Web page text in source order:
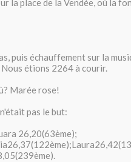
la place de la Vendée, où la
puis échauffement sur la
étions 2264 à courir.
Marée rose!
pas le but:
26,20(63ème);